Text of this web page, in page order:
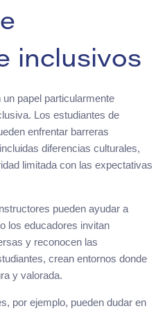
inclusivos
papel particularmente
Los estudiantes de
enfrentar barreras
diferencias culturales,
limitada con las expectativas
pueden ayudar a
los educadores invitan
y reconocen las
crean entornos donde
y valorada.
por ejemplo, pueden dudar en